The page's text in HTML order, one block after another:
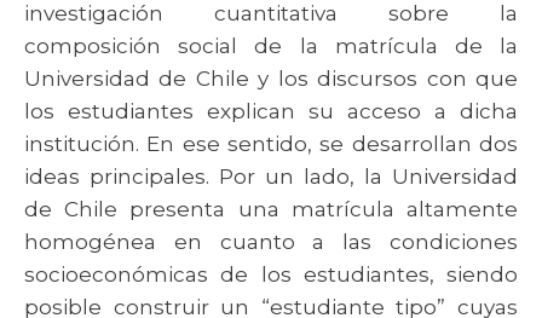
investigación cuantitativa sobre la
composición social de la matrícula de la
Universidad de Chile y los discursos con que
los estudiantes explican su acceso a dicha
institución. En ese sentido, se desarrollan dos
ideas principales. Por un lado, la Universidad
de Chile presenta una matrícula altamente
homogénea en cuanto a las condiciones
socioeconómicas de los estudiantes, siendo
posible construir un “estudiante tipo” cuyas